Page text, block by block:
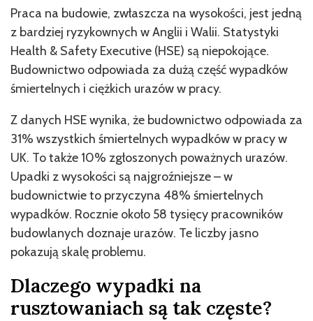
Praca na budowie, zwłaszcza na wysokości, jest jedną
z bardziej ryzykownych w Anglii i Walii. Statystyki
Health & Safety Executive (HSE) są niepokojące.
Budownictwo odpowiada za dużą część wypadków
śmiertelnych i ciężkich urazów w pracy.
Z danych HSE wynika, że budownictwo odpowiada za
31% wszystkich śmiertelnych wypadków w pracy w
UK. To także 10% zgłoszonych poważnych urazów.
Upadki z wysokości są najgroźniejsze – w
budownictwie to przyczyna 48% śmiertelnych
wypadków. Rocznie około 58 tysięcy pracowników
budowlanych doznaje urazów. Te liczby jasno
pokazują skalę problemu.
Dlaczego wypadki na
rusztowaniach są tak częste?